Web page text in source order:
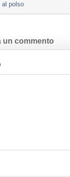
al polso
un commento